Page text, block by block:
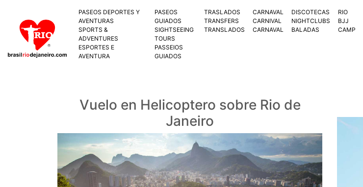
PASEOS DEPORTES Y
AVENTURAS
SPORTS &
ADVENTURES
ESPORTES E
AVENTURA
PASEOS
GUIADOS
SIGHTSEEING
TOURS
PASSEIOS
GUIADOS
TRASLADOS
TRANSFERS
TRANSLADOS
CARNAVAL
CARNIVAL
CARNAVAL
DISCOTECAS
NIGHTCLUBS
BALADAS
RIO
BJJ
CAMP
Vuelo en Helicoptero sobre Rio de
Janeiro